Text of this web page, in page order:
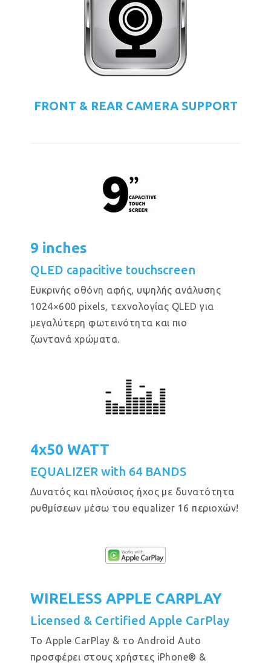
FRONT & REAR CAMERA SUPPORT
9 inches
QLED capacitive touchscreen
Eυκρινής οθόνη αφής, υψηλής ανάλυσης
1024×600 pixels, τεχνολογίας QLED για
μεγαλύτερη φωτεινότητα και πιο
ζωντανά χρώματα.
4x50 WATT
EQUALIZER with 64 BANDS
Δυνατός και πλούσιος ήχος με δυνατότητα
ρυθμίσεων μέσω του equalizer 16 περιοχών!
WIRELESS APPLE CARPLAY
Licensed & Certified Apple CarPlay
Το Apple CarPlay & το Android Auto
προσφέρει στους χρήστες iPhone® &